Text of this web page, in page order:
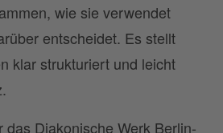
wie sie verwendet
entscheidet. Es stellt
klar strukturiert und leicht
das Diakonische Werk Berlin-